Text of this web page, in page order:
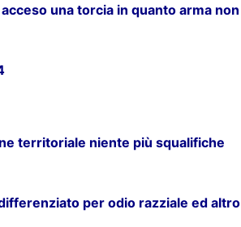
una torcia in quanto arma non
territoriale niente più squalifiche
per odio razziale ed altro